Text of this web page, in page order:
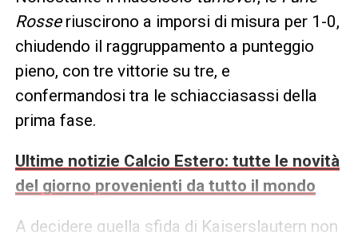
Rosseriuscirono a imporsi di misura per 1-0,
chiudendo il raggruppamento a punteggio
pieno, con tre vittorie su tre, e
confermandosi tra le schiacciasassi della
prima fase.
Ultime notizie Calcio Estero: tutte le novità
del giorno provenienti da tutto il mondo
A decidere quella sfida di Kaiserslautern non